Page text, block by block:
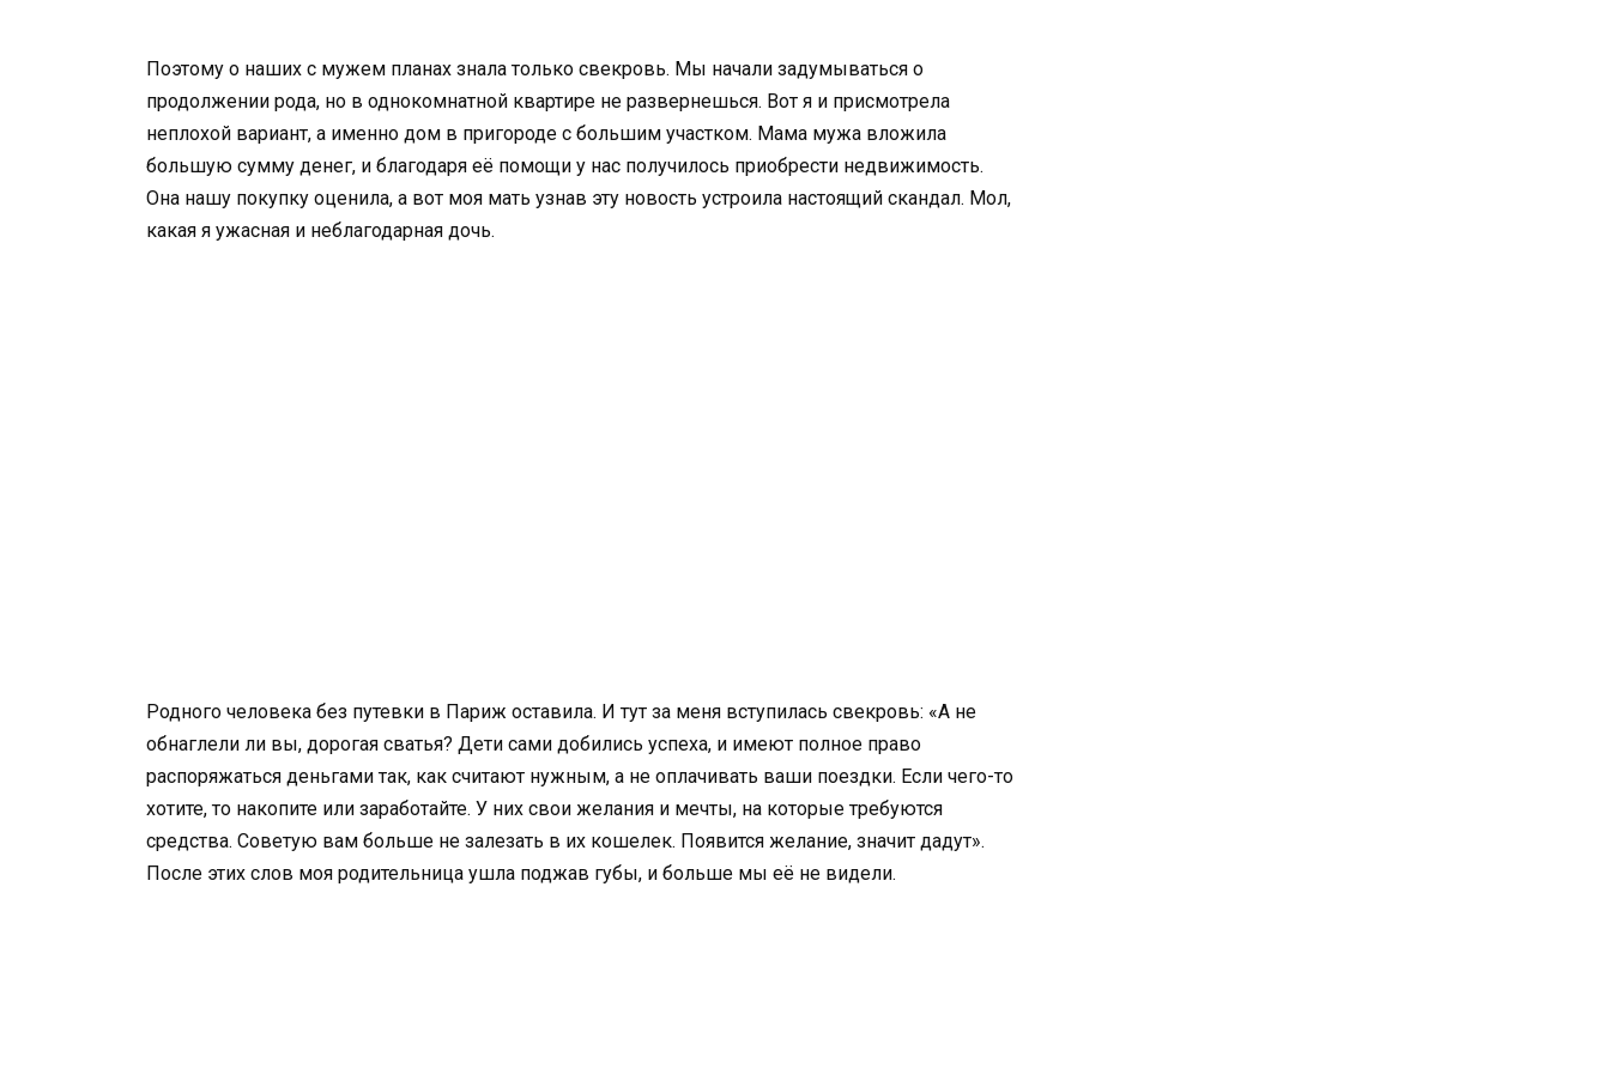
Поэтому о наших с мужем планах знала только свекровь. Мы начали задумываться о
продолжении рода, но в однокомнатной квартире не развернешься. Вот я и присмотрела
неплохой вариант, а именно дом в пригороде с большим участком. Мама мужа вложила
большую сумму денег, и благодаря её помощи у нас получилось приобрести недвижимость.
Она нашу покупку оценила, а вот моя мать узнав эту новость устроила настоящий скандал. Мол,
какая я ужасная и неблагодарная дочь.
Родного человека без путевки в Париж оставила. И тут за меня вступилась свекровь: «А не
обнаглели ли вы, дорогая сватья? Дети сами добились успеха, и имеют полное право
распоряжаться деньгами так, как считают нужным, а не оплачивать ваши поездки. Если чего-то
хотите, то накопите или заработайте. У них свои желания и мечты, на которые требуются
средства. Советую вам больше не залезать в их кошелек. Появится желание, значит дадут».
После этих слов моя родительница ушла поджав губы, и больше мы её не видели.